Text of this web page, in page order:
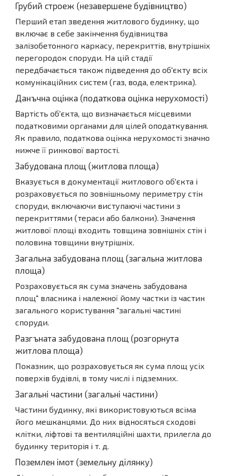
Грубий строеж (незавершене будівництво)
Перший етап зведення житлового будинку, що
включає в себе закінчення будівництва
залізобетонного каркасу, перекриттів, внутрішніх
перегородок споруди. На цій стадії
передбачається також підведення до об'єкту всіх
комунікаційних систем (газ, вода, електрика).
Данъчна оцінка (податкова оцінка нерухомості)
Вартість об'єкта, що визначається місцевими
податковими органами для цілей оподаткування.
Як правило, податкова оцінка нерухомості значно
нижче її ринкової вартості.
Забудована площ (житлова площа)
Вказується в документації житлового об'єкта і
розраховується по зовнішньому периметру стін
споруди, включаючи виступаючі частини з
перекриттями (тераси або балкони). Значення
житлової площі входить товщина зовнішніх стін і
половина товщини внутрішніх.
Загальна забудована площ (загальна житлова
площа)
Розраховується як сума значень забудована
площ" власника і належної йому частки із частин
загального користування "загальні частині
споруди.
Разгъната забудована площ (розгорнута
житлова площа)
Показник, що розраховується як сума площ усіх
поверхів будівлі, в тому числі і підземних.
Загальні частини (загальні частини)
Частини будинку, які використовуються всіма
його мешканцями. До них відносяться сходові
клітки, ліфтові та вентиляційні шахти, прилегла до
будинку територія і т. д.
Поземлен імот (земельну ділянку)